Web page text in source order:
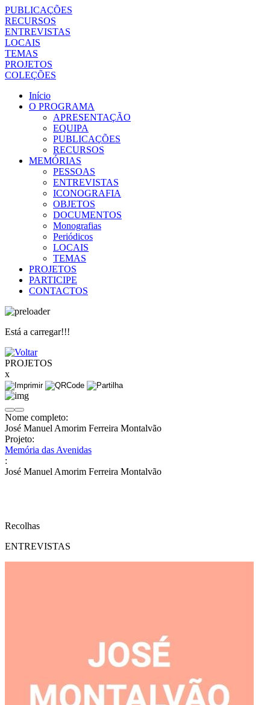
PUBLICAÇÕES
RECURSOS
ENTREVISTAS
LOCAIS
TEMAS
PROJETOS
COLEÇÕES
Início
O PROGRAMA
APRESENTAÇÃO
EQUIPA
PUBLICAÇÕES
RECURSOS
MEMÓRIAS
PESSOAS
ENTREVISTAS
ICONOGRAFIA
OBJETOS
DOCUMENTOS
Monografias
Periódicos
LOCAIS
TEMAS
PROJETOS
PARTICIPE
CONTACTOS
Está a carregar!!!
PROJETOS
x
Nome completo:
José Manuel Amorim Ferreira Montalvão
Projeto:
Memória das Avenidas
:
José Manuel Amorim Ferreira Montalvão
Recolhas
ENTREVISTAS